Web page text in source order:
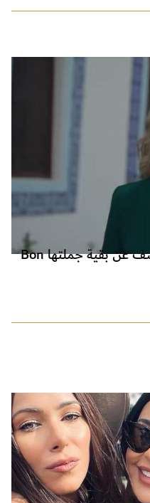
ورد الخال تودع للموت 3 وتكشف عن بقية جملتها Bon